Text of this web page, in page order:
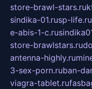
store-brawl-stars.ru
sindika-01.rusp-life.ru
e-abis-1-c.ru
store-brawlstars.ru
antenna-highly.ru
3-sex-porn.ruban-
viagra-tablet.ru